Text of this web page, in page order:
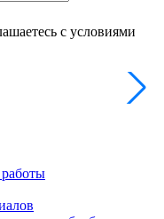
с условиями